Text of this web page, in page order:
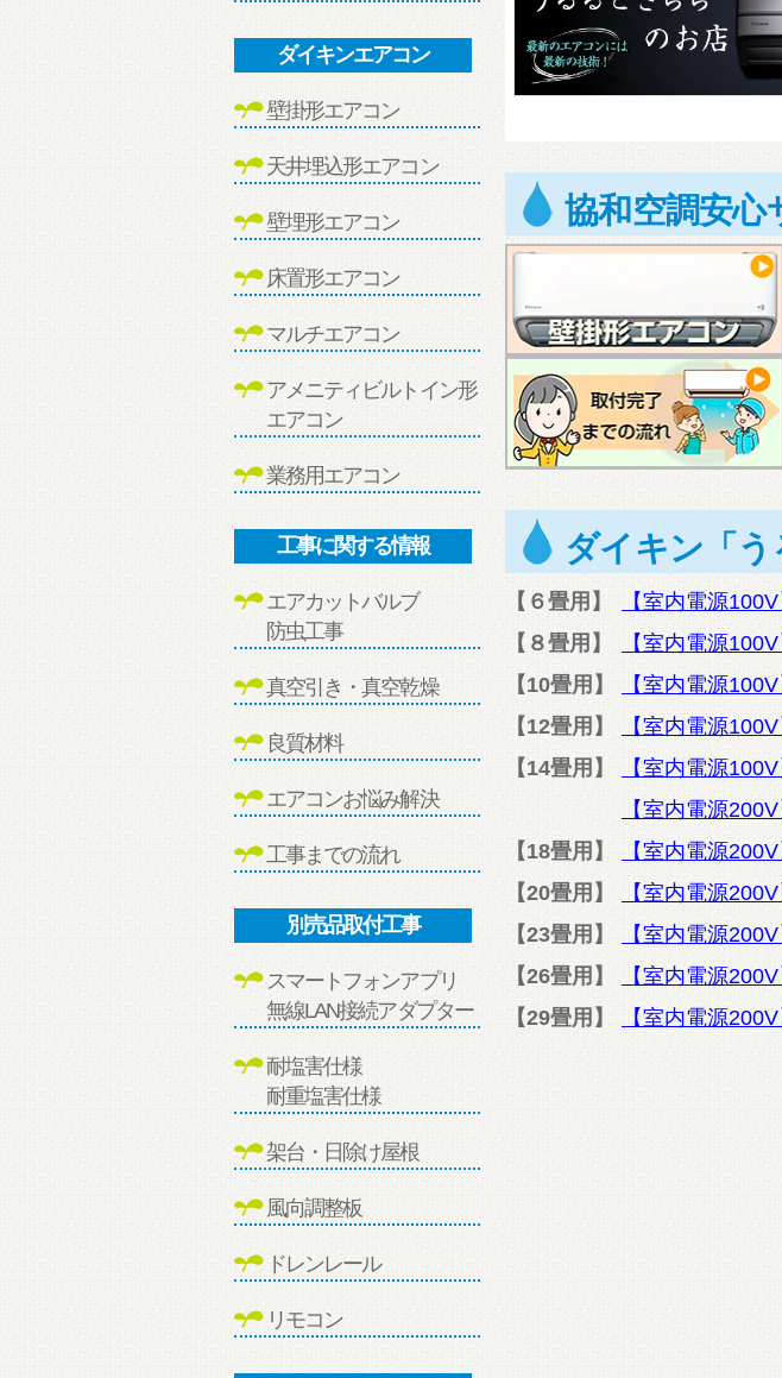
協和空調安心
ダイキン「
【６畳用】
【室内電源
【８畳用】
【室内電源
【10畳用】
【室内電源
【12畳用】
【室内電源
【14畳用】
【室内電源
【室内電源
【18畳用】
【室内電源
【20畳用】
【室内電源
【23畳用】
【室内電源
【26畳用】
【室内電源
【29畳用】
【室内電源
ダイキンエアコン
壁掛形エアコン
天井埋込形エアコン
壁埋形エアコン
床置形エアコン
マルチエアコン
アメニティビルトイン形
エアコン
業務用エアコン
工事に関する情報
エアカットバルブ
防虫工事
真空引き・真空乾燥
良質材料
エアコンお悩み解決
工事までの流れ
別売品取付工事
スマートフォンアプリ
無線LAN接続アダプター
耐塩害仕様
耐重塩害仕様
架台・日除け屋根
風向調整板
ドレンレール
リモコン